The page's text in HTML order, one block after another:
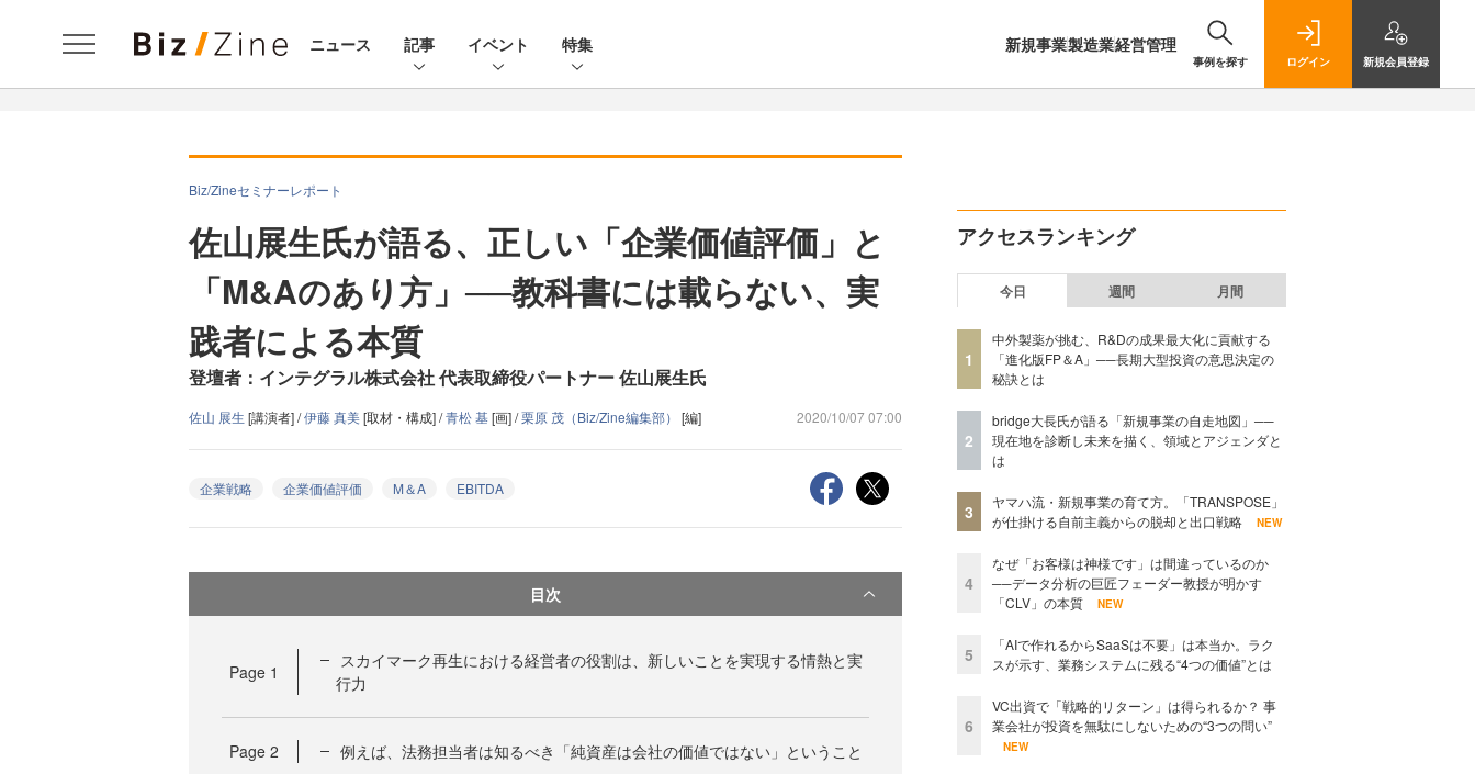
ニュース 記事 イベント 特集 新規事業製造業経営管理
事例を探す ログイン 新規会員登録
Biz/Zineセミナーレポート
佐山展生氏が語る、正しい「企業価値評価」と
「M&Aのあり方」──教科書には載らない、実
践者による本質
登壇者：インテグラル株式会社 代表取締役パートナー 佐山展生氏
佐山 展生 [講演者] /伊藤 真美[取材・構成] /青松 基[画] /栗原 茂（Biz/Zine編集部） [編] 2020/10/07 07:00
企業戦略 企業価値評価 M＆A EBITDA
目次
Page 1
スカイマーク再生における経営者の役割は、新しいことを実現する情熱と実
行力
Page 2 例えば、法務担当者は知るべき「純資産は会社の価値ではない」ということ
アクセスランキング
今日 週間 月間
1
中外製薬が挑む、R&Dの成果最大化に貢献する
「進化版FP＆A」──長期大型投資の意思決定の
秘訣とは
2
bridge大長氏が語る「新規事業の自走地図」──
現在地を診断し未来を描く、領域とアジェンダと
は
3
ヤマハ流・新規事業の育て方。「TRANSPOSE」
が仕掛ける自前主義からの脱却と出口戦略
NEW
4
なぜ「お客様は神様です」は間違っているのか
──データ分析の巨匠フェーダー教授が明かす
「CLV」の本質
NEW
5
「AIで作れるからSaaSは不要」は本当か。ラク
スが示す、業務システムに残る“4つの価値”とは
6
VC出資で「戦略的リターン」は得られるか？ 事
業会社が投資を無駄にしないための“3つの問い”
NEW